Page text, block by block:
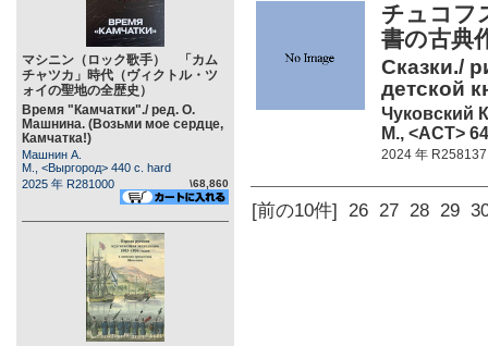
マシニン（ロック歌手） 「カム
チャツカ」時代（ヴィクトル・ツ
ォイの聖地の全歴史）
Время "Камчатки"./ ред. О.
Машнина. (Возьми мое сердце,
Камчатка!)
Машнин А.
М., <Выргород> 440 c. hard
2025 年 R281000
\68,860
チュコフ
書の古典
Сказки./
детской
Чуковский
М., <АСТ>
2024 年 R258137
[前の10件] 26 27 28 29